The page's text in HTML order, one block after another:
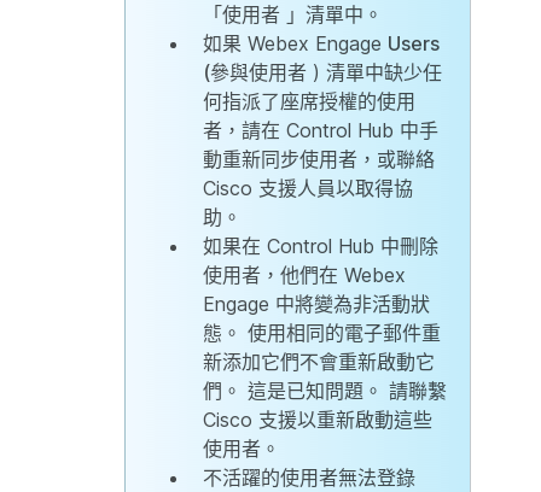
「使用者 」清單中。
如果 Webex Engage Users
(參與使用者 ) 清單中缺少任
何指派了座席授權的使用
者，請在 Control Hub 中手
動重新同步使用者，或聯絡
Cisco 支援人員以取得協
助。
如果在 Control Hub 中刪除
使用者，他們在 Webex
Engage 中將變為非活動狀
態。 使用相同的電子郵件重
新添加它們不會重新啟動它
們。 這是已知問題。 請聯繫
Cisco 支援以重新啟動這些
使用者。
不活躍的使用者無法登錄